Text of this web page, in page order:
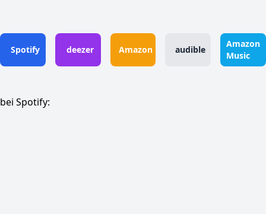
Spotify deezer Amazon audible
Amazon
Music
bei Spotify: